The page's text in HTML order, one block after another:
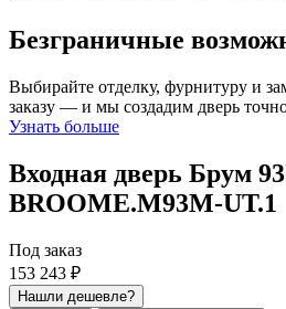
Безграничные
Выбирайте отделку, фурнитуру и
заказу — и мы создадим дверь
Узнать больше
Входная дверь Брум
BROOME.M93M-UT.1
Под заказ
153 243 ₽
Нашли дешевле?